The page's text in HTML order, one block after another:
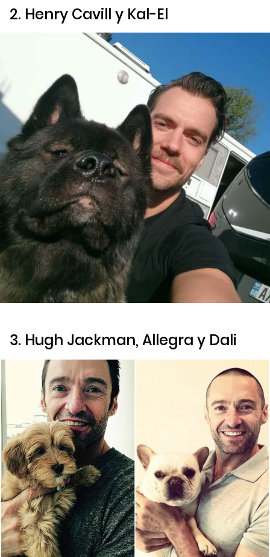
2. Henry Cavill y Kal-El
3. Hugh Jackman, Allegra y Dali